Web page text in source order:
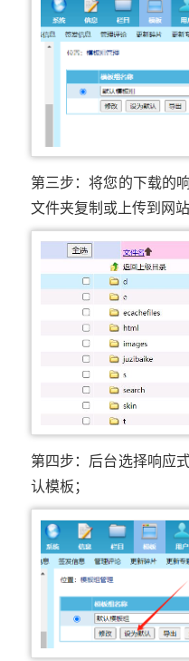
第三步：将您的下载的
文件夹复制或上传到网
第四步：后台选择响应
认模板；